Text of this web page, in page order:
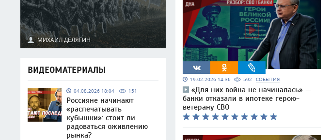
МИХАИЛ ДЕЛЯГИН
ВИДЕОМАТЕРИАЛЫ
04.08.2026 18:04 151
Россияне начинают
«распечатывать
кубышки»: стоит ли
радоваться оживлению
рынка?
19.02.2026 14:36 592 СОБЫТИЯ
«Для них война не начиналась» —
банки отказали в ипотеке герою-
ветерану СВО